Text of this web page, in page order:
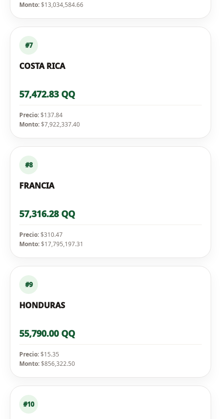
Monto:$13,034,584.66
#7
COSTA RICA
57,472.83 QQ
Precio:$137.84
Monto:$7,922,337.40
#8
FRANCIA
57,316.28 QQ
Precio:$310.47
Monto:$17,795,197.31
#9
HONDURAS
55,790.00 QQ
Precio:$15.35
Monto:$856,322.50
#10